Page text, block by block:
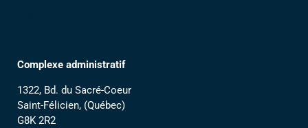
Complexe administratif
1322, Bd. du Sacré-Coeur
Saint-Félicien, (Québec)
G8K 2R2